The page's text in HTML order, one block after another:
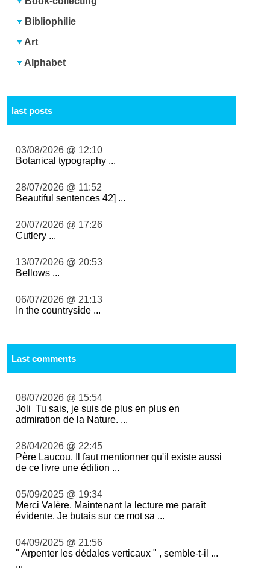
Bibliophilie
Art
Alphabet
last posts
03/08/2026 @ 12:10
Botanical typography ...
28/07/2026 @ 11:52
Beautiful sentences 42] ...
20/07/2026 @ 17:26
Cutlery ...
13/07/2026 @ 20:53
Bellows ...
06/07/2026 @ 21:13
In the countryside ...
Last comments
08/07/2026 @ 15:54
Joli Tu sais, je suis de plus en plus en
admiration de la Nature. ...
28/04/2026 @ 22:45
Père Laucou, Il faut mentionner qu'il existe aussi
de ce livre une édition ...
05/09/2025 @ 19:34
Merci Valère. Maintenant la lecture me paraît
évidente. Je butais sur ce mot sa ...
04/09/2025 @ 21:56
" Arpenter les dédales verticaux " , semble-t-il ...
...